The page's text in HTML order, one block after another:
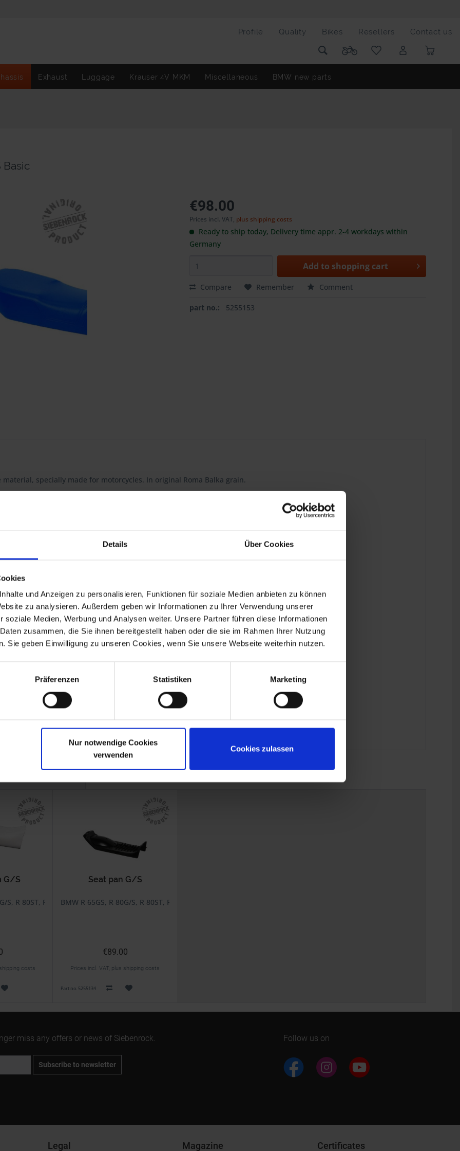
Details Über Cookies
und Anzeigen zu personalisieren, Funktionen für soziale Medien anbieten zu können
zu analysieren. Außerdem geben wir Informationen zu Ihrer Verwendung unserer
soziale Medien, Werbung und Analysen weiter. Unsere Partner führen diese Informationen
zusammen, die Sie ihnen bereitgestellt haben oder die sie im Rahmen Ihrer Nutzung
Sie geben Einwilligung zu unseren Cookies, wenn Sie unsere Webseite weiterhin nutzen.
Präferenzen Statistiken Marketing
Nur notwendige Cookies
verwenden
Cookies zulassen
Profile Quality Bikes Resellers Contact us
Exhaust Luggage Krauser 4V MKM Miscellaneous BMW new parts
Basic
€98.00
Prices incl. VAT, plus shipping costs
Ready to ship today, Delivery time appr. 2-4 workdays within
Germany
Add to shopping cart
Compare Remember Comment
part no.: 5255153
specially made for motorcycles. In original Roma Balka grain.
you the highest quality, consistently optimized down to the last detail.
R 80G/S
G/S
S, R 80ST, R 80GS Basic
costs
Seat pan G/S
BMW R 65GS, R 80G/S, R 80ST, R 80GS Basic
€89.00
Prices incl. VAT, plus shipping costs
Part no. 5255134
miss any offers or news of Siebenrock.
Subscribe to newsletter
Follow us on
Legal Magazine Certificates